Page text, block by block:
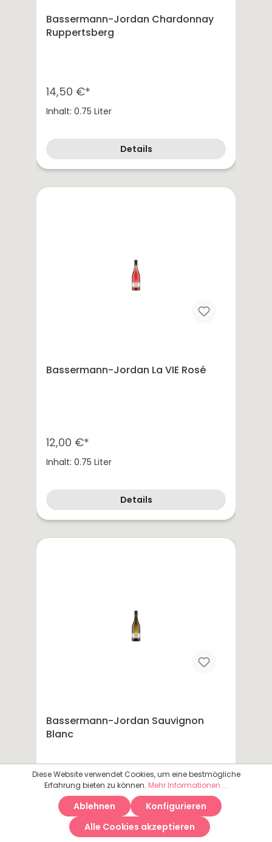
Bassermann-Jordan Chardonnay
Ruppertsberg
14,50 €*
Inhalt: 0.75 Liter
Details
Bassermann-Jordan La VIE Rosé
12,00 €*
Inhalt: 0.75 Liter
Details
Bassermann-Jordan Sauvignon
Blanc
12,00 €*
Inhalt: 0.75 Liter
Diese Website verwendet Cookies, um eine bestmögliche
Erfahrung bieten zu können. Mehr Informationen ...
Ablehnen
Konfigurieren
Alle Cookies akzeptieren